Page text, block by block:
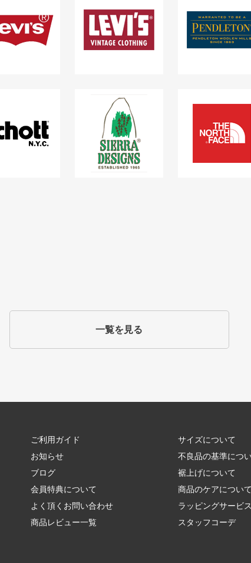
一覧を見る
ご利用ガイド
お知らせ
ブログ
会員特典について
よく頂くお問い合わせ
商品レビュー一覧
サイズについて
不良品の基準につ
裾上げについて
商品のケアについて
ラッピングサービス
スタッフコーデ